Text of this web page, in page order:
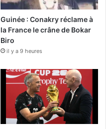
Guinée : Conakry réclame à
la France le crâne de Bokar
Biro
il y a 9 heures